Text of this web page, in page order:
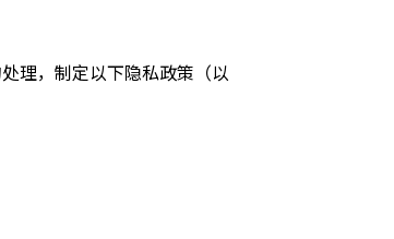
理，制定以下隐私政策（以